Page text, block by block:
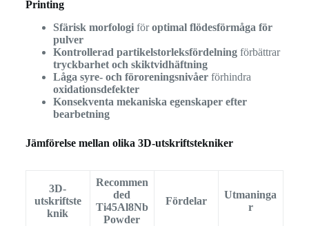
Printing
Sfärisk morfologiföroptimal flödesförmåga för
pulver
Kontrollerad partikelstorleksfördelningförbättrar
tryckbarhet och skiktvidhäftning
Låga syre- och föroreningsnivåerförhindra
oxidationsdefekter
Konsekventa mekaniska egenskaper efter
bearbetning
Jämförelse mellan olika 3D-utskriftstekniker
3D-
utskriftste
knik
Recommen
ded
Ti45Al8Nb
Powder
Fördelar
Utmaninga
r